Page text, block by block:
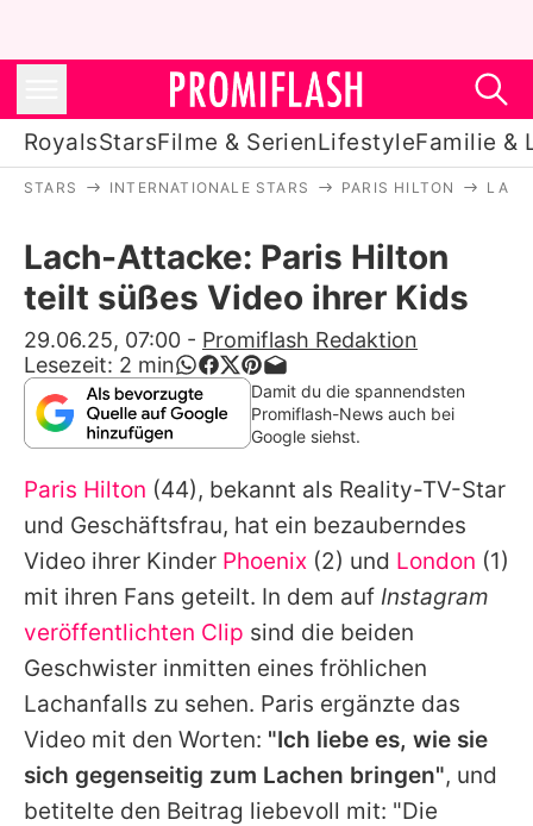
RoyalsStarsFilme & SerienLifestyleFamilie &
Stars
Filme & Serien
Lifestyle
Familie & Liebe
Alle Themen auf Promiflash
Jobs
App runterladen
Team
Redaktionelle Richtlinien
Impressum
STARS INTERNATIONALE STARS PARIS HILTON
Lach-Attacke: Paris Hilton
teilt süßes Video ihrer Kids
29.06.25, 07:00 - Promiflash Redaktion
Lesezeit: 2 min
Damit du die spannendsten
Promiflash-News auch bei
Google siehst.
Paris Hilton (44), bekannt als Reality-TV-Star
und Geschäftsfrau, hat ein bezauberndes
Video ihrer Kinder Phoenix (2) und London (1)
mit ihren Fans geteilt. In dem auf Instagram
veröffentlichten Clip sind die beiden
Geschwister inmitten eines fröhlichen
Lachanfalls zu sehen. Paris ergänzte das
Video mit den Worten: "Ich liebe es, wie sie
sich gegenseitig zum Lachen bringen", und
betitelte den Beitrag liebevoll mit: "Die